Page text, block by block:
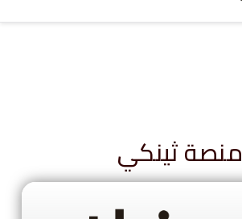
سوهاجمنصة ثينكي